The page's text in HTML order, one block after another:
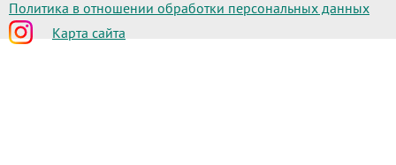
Политика в отношении обработки персональных данных
Карта сайта